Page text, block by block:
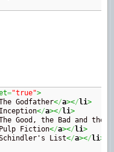
="true">
Godfather</a></li>
Inception</a></li>
Good, the Bad and the
Pulp Fiction</a></li>
List</a></li>